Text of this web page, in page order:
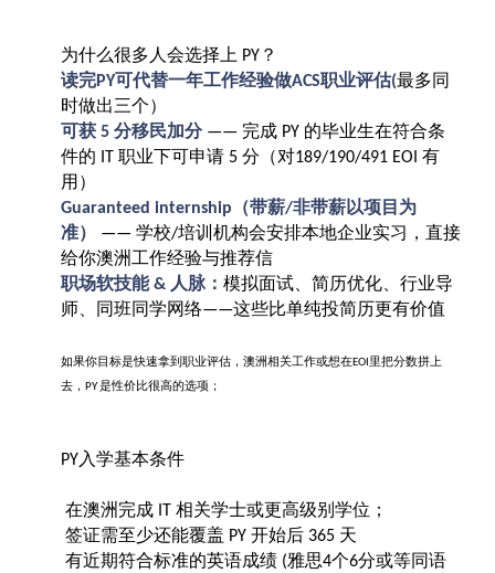
为什么很多人会选择上 PY ？
读完PY可代替一年工作经验做ACS职业评估(最多同
时做出三个）
可获 5 分移民加分—— 完成 PY 的毕业生在符合条
件的
IT 职业下可申请 5 分（对189/190/491 EOI 有
用）
Guaranteed internship （带薪/非带薪以项目为
准）
—— 学校/培训机构会安排本地企业实习，直接
给你澳洲工作经验与推荐信
职场软技能& 人脉： 模拟面试、简历优化、行业导
师、同班同学网络——这些比单纯投简历更有价值
如果你目标是快速拿到职业评估，澳洲相关工作或想在EOI 里把分数拼上
去， PY是性价比很高的选项；
PY入学基本条件
在澳洲完成 IT 相关学士或更高级别学位；
签证需至少还能覆盖 PY 开始后 365 天
有近期符合标准的英语成绩 (雅思4个6分或等同语